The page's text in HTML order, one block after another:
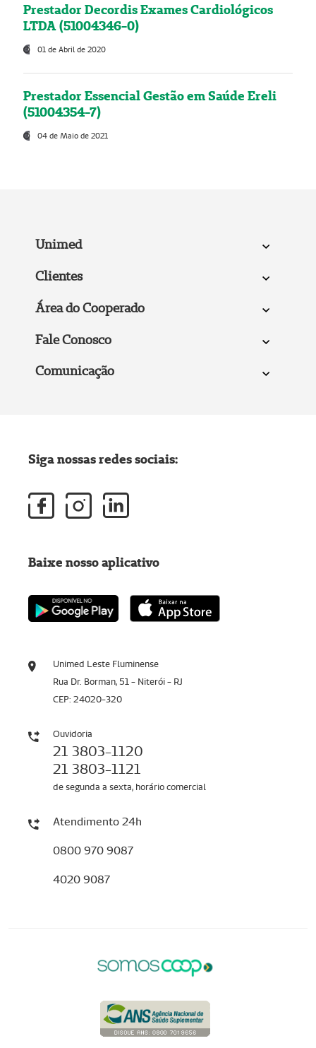
Prestador Decordis Exames Cardiológicos
LTDA (51004346-0)
01 de Abril de 2020
Prestador Essencial Gestão em Saúde Ereli
(51004354-7)
04 de Maio de 2021
Unimed
Clientes
Área do Cooperado
Fale Conosco
Comunicação
Unimed Leste Fluminense
Rua Dr. Borman, 51 - Niterói - RJ
CEP: 24020-320
Ouvidoria
21 3803-1120
21 3803-1121
de segunda a sexta, horário comercial
Atendimento 24h
0800 970 9087
4020 9087
Siga nossas redes sociais:
Baixe nosso aplicativo